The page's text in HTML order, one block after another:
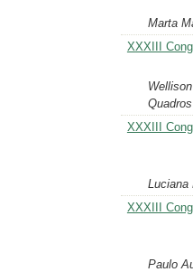
Marta
XXXIII
XXXIII
Luciana
XXXIII
Paulo